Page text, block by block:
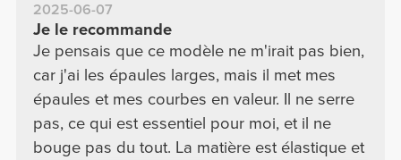
2025-06-07
Je le recommande
Je pensais que ce modèle ne m'irait pas bien,
car j'ai les épaules larges, mais il met mes
épaules et mes courbes en valeur. Il ne serre
pas, ce qui est essentiel pour moi, et il ne
bouge pas du tout. La matière est élastique et